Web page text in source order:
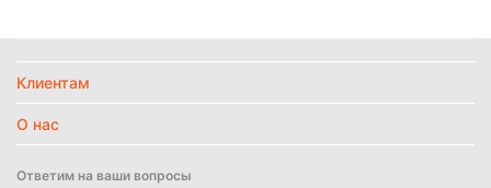
Клиентам
О нас
Ответим на ваши вопросы